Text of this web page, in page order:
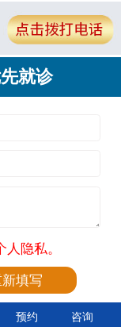
就诊
隐私。
预约 咨询